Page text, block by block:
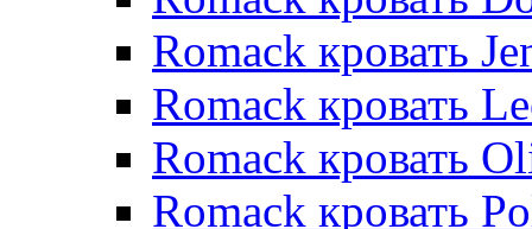
Romack кровать
Romack кровать
Romack кровать
Romack кровать